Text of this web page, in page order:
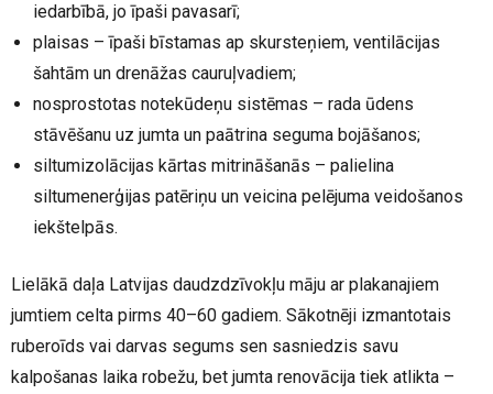
iedarbībā, jo īpaši pavasarī;
plaisas – īpaši bīstamas ap skursteņiem, ventilācijas
šahtām un drenāžas cauruļvadiem;
nosprostotas notekūdeņu sistēmas – rada ūdens
stāvēšanu uz jumta un paātrina seguma bojāšanos;
siltumizolācijas kārtas mitrināšanās – palielina
siltumenerģijas patēriņu un veicina pelējuma veidošanos
iekštelpās.
Lielākā daļa Latvijas daudzdzīvokļu māju ar plakanajiem
jumtiem celta pirms 40–60 gadiem. Sākotnēji izmantotais
ruberoīds vai darvas segums sen sasniedzis savu
kalpošanas laika robežu, bet jumta renovācija tiek atlikta –